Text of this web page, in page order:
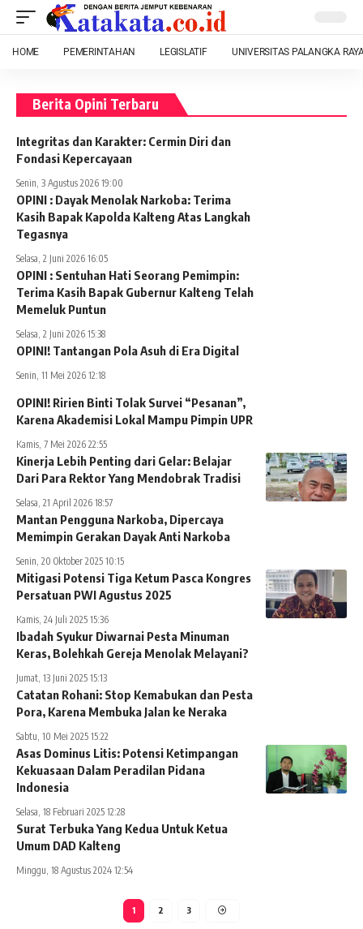
HOME PEMERINTAHAN LEGISLATIF UNIVERSITAS PALANGKA
Berita Opini Terbaru
Integritas dan Karakter: Cermin Diri dan
Fondasi Kepercayaan
Senin, 3 Agustus 2026 19:00
OPINI : Dayak Menolak Narkoba: Terima
Kasih Bapak Kapolda Kalteng Atas Langkah
Tegasnya
Selasa, 2 Juni 2026 16:05
OPINI : Sentuhan Hati Seorang Pemimpin:
Terima Kasih Bapak Gubernur Kalteng Telah
Memeluk Puntun
Selasa, 2 Juni 2026 15:38
OPINI! Tantangan Pola Asuh di Era Digital
Senin, 11 Mei 2026 12:18
OPINI! Ririen Binti Tolak Survei “Pesanan”,
Karena Akademisi Lokal Mampu Pimpin UPR
Kamis, 7 Mei 2026 22:55
Kinerja Lebih Penting dari Gelar: Belajar
Dari Para Rektor Yang Mendobrak Tradisi
Selasa, 21 April 2026 18:57
Mantan Pengguna Narkoba, Dipercaya
Memimpin Gerakan Dayak Anti Narkoba
Senin, 20 Oktober 2025 10:15
Mitigasi Potensi Tiga Ketum Pasca Kongres
Persatuan PWI Agustus 2025
Kamis, 24 Juli 2025 15:36
Ibadah Syukur Diwarnai Pesta Minuman
Keras, Bolehkah Gereja Menolak Melayani?
Jumat, 13 Juni 2025 15:13
Catatan Rohani: Stop Kemabukan dan Pesta
Pora, Karena Membuka Jalan ke Neraka
Sabtu, 10 Mei 2025 15:22
Asas Dominus Litis: Potensi Ketimpangan
Kekuasaan Dalam Peradilan Pidana
Indonesia
Selasa, 18 Februari 2025 12:28
Surat Terbuka Yang Kedua Untuk Ketua
Umum DAD Kalteng
Minggu, 18 Agustus 2024 12:54
1 2 3